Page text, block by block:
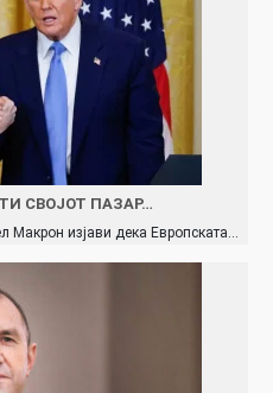
СВОЈОТ ПАЗАР…
Макрон изјави дека Европската…